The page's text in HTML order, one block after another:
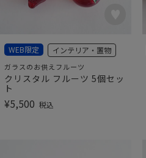
WEB限定 インテリア・置物
ガラスのお供えフルーツ
クリスタル フルーツ 5個セッ
ト
¥5,500 税込